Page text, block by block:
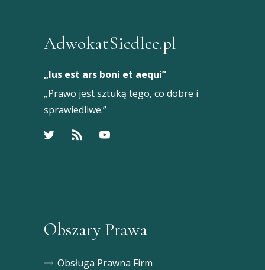
AdwokatSiedlce.pl
„Ius est ars boni et aequi”
„Prawo jest sztuką tego, co dobre i
sprawiedliwe.”
Obszary Prawa
Obsługa Prawna Firm